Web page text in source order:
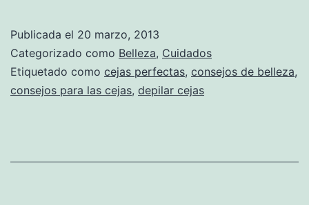
Publicada el 20 marzo, 2013
Categorizado como Belleza, Cuidados
Etiquetado como cejas perfectas, consejos de belleza,
consejos para las cejas, depilar cejas